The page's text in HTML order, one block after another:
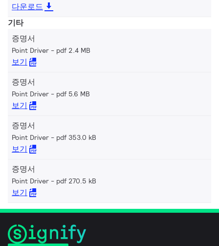
다운로드
기타
증명서
Point Driver pdf 2.4 MB
보기
증명서
Point Driver pdf 5.6 MB
보기
증명서
Point Driver pdf 353.0 kB
보기
증명서
Point Driver pdf 270.5 kB
보기